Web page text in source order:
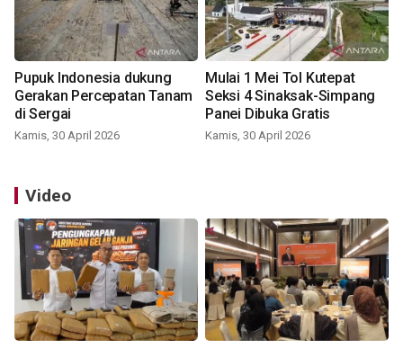
Pupuk Indonesia dukung
Gerakan Percepatan Tanam
di Sergai
Kamis, 30 April 2026
Mulai 1 Mei Tol Kutepat
Seksi 4 Sinaksak-Simpang
Panei Dibuka Gratis
Kamis, 30 April 2026
Video